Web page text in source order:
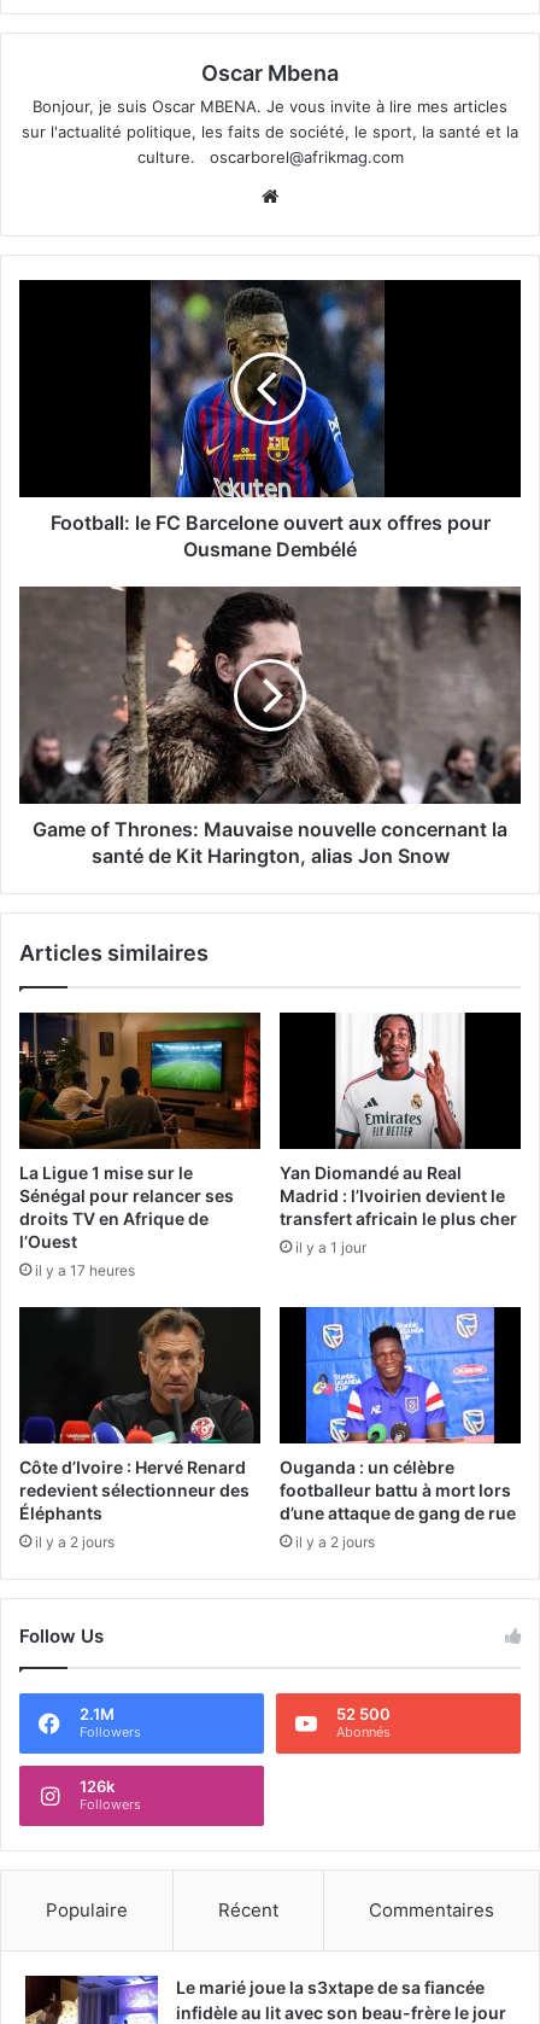
Oscar Mbena
Bonjour, je suis Oscar MBENA. Je vous invite à lire mes articles
sur l'actualité politique, les faits de société, le sport, la santé et la
culture. oscarborel@afrikmag.com
Football: le FC Barcelone ouvert aux offres pour
Ousmane Dembélé
Game of Thrones: Mauvaise nouvelle concernant la
santé de Kit Harington, alias Jon Snow
Articles similaires
La Ligue 1 mise sur le
Sénégal pour relancer ses
droits TV en Afrique de
l’Ouest
il y a 17 heures
Yan Diomandé au Real
Madrid : l’Ivoirien devient le
transfert africain le plus cher
il y a 1 jour
Côte d’Ivoire : Hervé Renard
redevient sélectionneur des
Éléphants
il y a 2 jours
Ouganda : un célèbre
footballeur battu à mort lors
d’une attaque de gang de rue
il y a 2 jours
Follow Us
2.1M
Followers
52 500
Abonnés
126k
Followers
Populaire Récent Commentaires
Le marié joue la s3xtape de sa fiancée
infidèle au lit avec son beau-frère le jour